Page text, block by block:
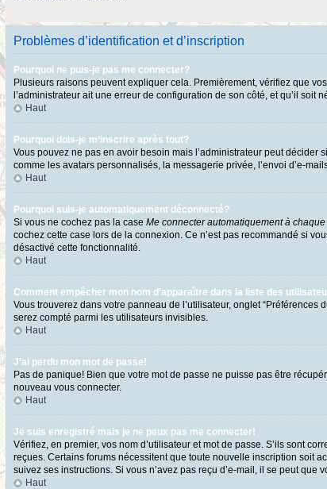
Problèmes d’identification et d’inscription
Pourquoi ne puis-je pas me connecter?
Plusieurs raisons peuvent expliquer cela. Premièrement, vérifiez que
l’administrateur ait une erreur de configuration de son côté, et qu’il soit
Haut
Pourquoi dois-je m’inscrire après tout?
Vous pouvez ne pas en avoir besoin mais l’administrateur peut
comme les avatars personnalisés, la messagerie privée, l’envoi d’e-
Haut
Pourquoi suis-je automatiquement déconnecté?
Si vous ne cochez pas la case Me connecter automatiquement à
cochez cette case lors de la connexion. Ce n’est pas recommandé si
désactivé cette fonctionnalité.
Haut
Comment empêcher mon nom d’apparaître dans la liste des
Vous trouverez dans votre panneau de l’utilisateur, onglet “Préférences
serez compté parmi les utilisateurs invisibles.
Haut
J’ai perdu mon mot de passe!
Pas de panique! Bien que votre mot de passe ne puisse pas être
nouveau vous connecter.
Haut
Je suis enregistré mais je ne peux pas me connecter!
Vérifiez, en premier, vos nom d’utilisateur et mot de passe. S’ils sont
reçues. Certains forums nécessitent que toute nouvelle inscription soit
suivez ses instructions. Si vous n’avez pas reçu d’e-mail, il se peut
Haut